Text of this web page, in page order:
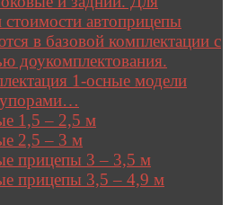
автоприцепы
в базовой комплектации с
доукомплектования.
1-осные модели
1,5 – 2,5 м
2,5 – 3 м
прицепы 3 – 3,5 м
прицепы 3,5 – 4,9 м